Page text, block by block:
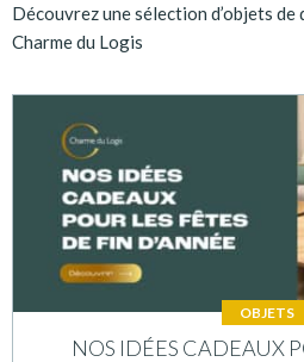
Découvrez une sélection d’objets
Charme du Logis
OBJETS
NOS IDÉES CADEAUX